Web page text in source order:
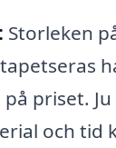
Storleken
priset.
och tid